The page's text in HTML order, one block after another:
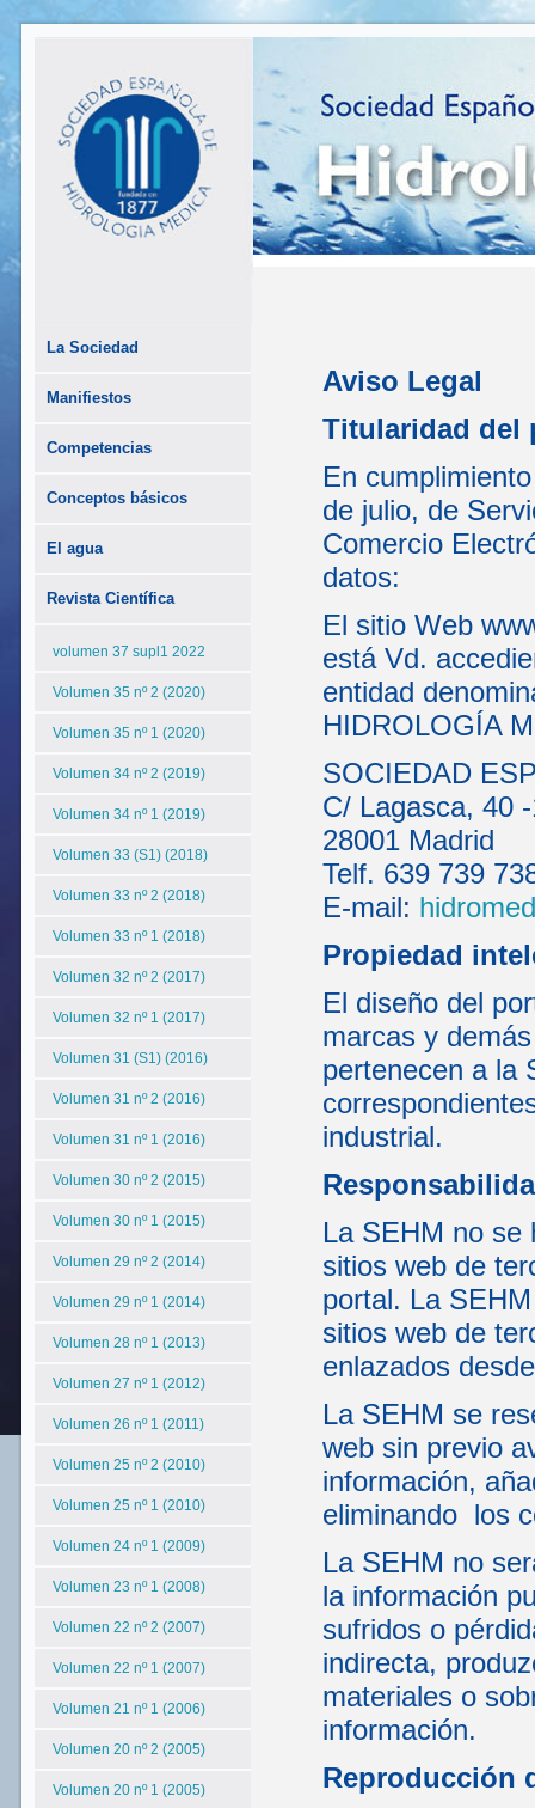
La Sociedad
Manifiestos
Competencias
Conceptos básicos
El agua
Revista Científica
volumen 37 supl1 2022
Volumen 35 nº 2 (2020)
Volumen 35 nº 1 (2020)
Volumen 34 nº 2 (2019)
Volumen 34 nº 1 (2019)
Volumen 33 (S1) (2018)
Volumen 33 nº 2 (2018)
Volumen 33 nº 1 (2018)
Volumen 32 nº 2 (2017)
Volumen 32 nº 1 (2017)
Volumen 31 (S1) (2016)
Volumen 31 nº 2 (2016)
Volumen 31 nº 1 (2016)
Volumen 30 nº 2 (2015)
Volumen 30 nº 1 (2015)
Volumen 29 nº 2 (2014)
Volumen 29 nº 1 (2014)
Volumen 28 nº 1 (2013)
Volumen 27 nº 1 (2012)
Volumen 26 nº 1 (2011)
Volumen 25 nº 2 (2010)
Volumen 25 nº 1 (2010)
Volumen 24 nº 1 (2009)
Volumen 23 nº 1 (2008)
Volumen 22 nº 2 (2007)
Volumen 22 nº 1 (2007)
Volumen 21 nº 1 (2006)
Volumen 20 nº 2 (2005)
Volumen 20 nº 1 (2005)
Aviso Legal
Titularidad del
En
de julio, de
Comercio
datos:
El sitio Web
está Vd.
entidad
HIDROLOGÍA
SOCIEDAD
C/ Lagasca, 40
28001 Madrid
Telf. 639 739
E-mail:
Propiedad
El diseño del
marcas y
pertenecen a la
industrial.
La SEHM no se
sitios web de
portal. La
sitios web de
enlazados
La SEHM se
web sin previo
información,
eliminando los
La SEHM no
la información
sufridos o
indirecta,
materiales o
información.
Reproducción